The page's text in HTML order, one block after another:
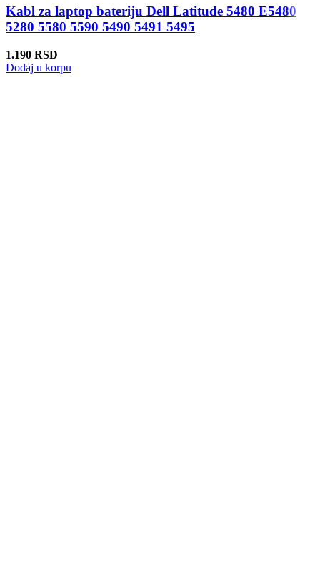
Kabl za laptop bateriju Dell Latitude 5480 E5480
5280 5580 5590 5490 5491 5495
1.190 RSD
Dodaj u korpu